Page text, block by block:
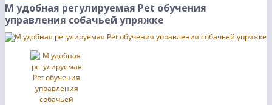
М удобная регулируемая Pet обучения
управления собачьей упряжке